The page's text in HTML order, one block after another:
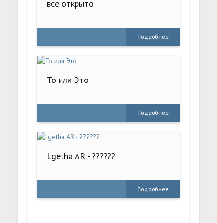
все открыто
Подробнее
То или Это
Подробнее
Lgetha AR - ??????
Подробнее